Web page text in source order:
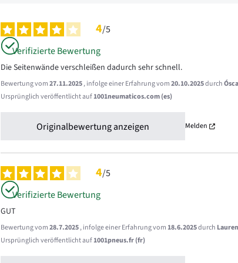
4/5
Verifizierte Bewertung
Die Seitenwände verschleißen dadurch sehr schnell.
Bewertung vom27.11.2025, infolge einer Erfahrung vom20.10.2025durch
Ursprünglich veröffentlicht auf1001neumaticos.com (es)
Originalbewertung anzeigen Melden
4/5
Verifizierte Bewertung
GUT
Bewertung vom28.7.2025, infolge einer Erfahrung vom18.6.2025durch
Ursprünglich veröffentlicht auf1001pneus.fr (fr)